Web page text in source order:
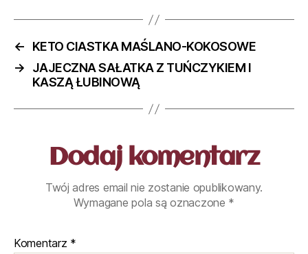
←
KETO CIASTKA MAŚLANO-KOKOSOWE
→
JAJECZNA SAŁATKA Z TUŃCZYKIEM I
KASZĄ ŁUBINOWĄ
Dodaj komentarz
Twój adres email nie zostanie opublikowany.
Wymagane pola są oznaczone *
Komentarz *